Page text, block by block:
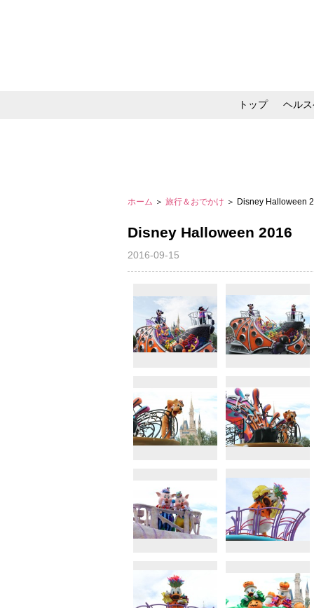
トップ ヘル
ホーム ＞ 旅行＆おでかけ ＞ Disney Halloween
Disney Halloween 2016
2016-09-15